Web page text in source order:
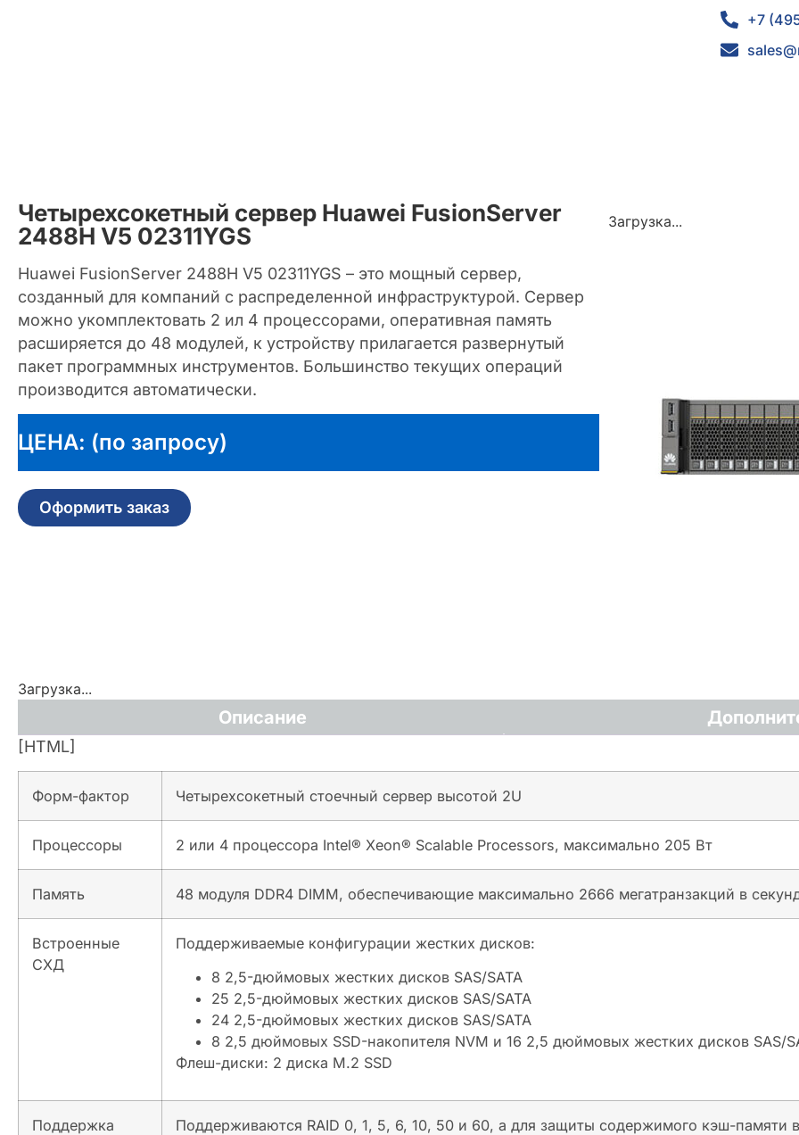
+7
Четырехсокетный сервер Huawei FusionServer
2488H V5 02311YGS
Huawei FusionServer 2488H V5 02311YGS – это мощный сервер,
созданный для компаний с распределенной инфраструктурой. Сервер
можно укомплектовать 2 ил 4 процессорами, оперативная память
расширяется до 48 модулей, к устройству прилагается развернутый
пакет программных инструментов. Большинство текущих операций
производится автоматически.
ЦЕНА: (по запросу)
Оформить заказ
Загрузка...
Загрузка...
Описание
[HTML]
Форм-фактор Четырехсокетный стоечный сервер высотой 2U
Процессоры 2 или 4 процессора Intel® Xeon® Scalable Processors, максимально 205 Вт
Память 48 модуля DDR4 DIMM, обеспечивающие максимально 2666 мегатранзакций в
Встроенные
СХД
Поддерживаемые конфигурации жестких дисков:
8 2,5-дюймовых жестких дисков SAS/SATA
25 2,5-дюймовых жестких дисков SAS/SATA
24 2,5-дюймовых жестких дисков SAS/SATA
8 2,5 дюймовых SSD-накопителя NVM и 16 2,5 дюймовых жестких дисков SAS/
Флеш-диски: 2 диска M.2 SSD
Поддержка
Поддерживаются RAID 0, 1, 5, 6, 10, 50 и 60, а для защиты содержимого кэш-памяти